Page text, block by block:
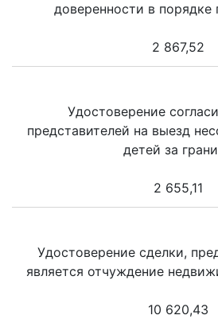
доверенности в порядке
2 867,52
Удостоверение
представителей на выезд
детей за
2 655,11
Удостоверение сделки,
является отчуждение
10 620,43